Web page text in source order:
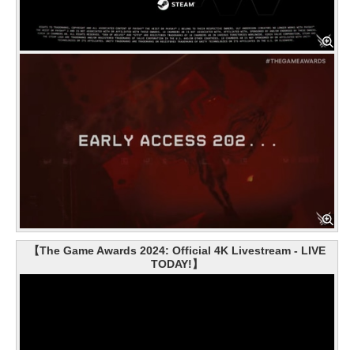
【The Game Awards 2024: Official 4K Livestream - LIVE
TODAY!】